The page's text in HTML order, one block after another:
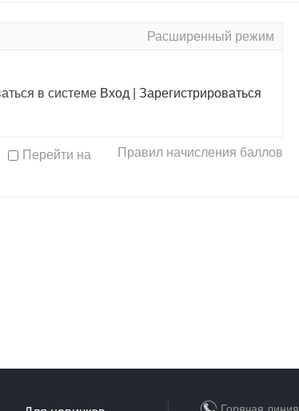
Расширенный режим
в системе Вход Зарегистрироваться
Правил начисления баллов
Перейти на